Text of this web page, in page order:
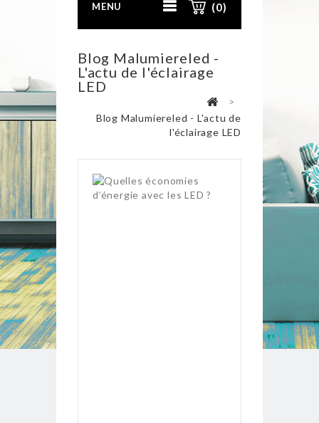
MENU (0)
Blog Malumiereled -
L'actu de l'éclairage
LED
>
Blog Malumiereled - L'actu de
l'éclairage LED